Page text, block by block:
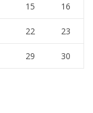
15 16
22 23
29
30